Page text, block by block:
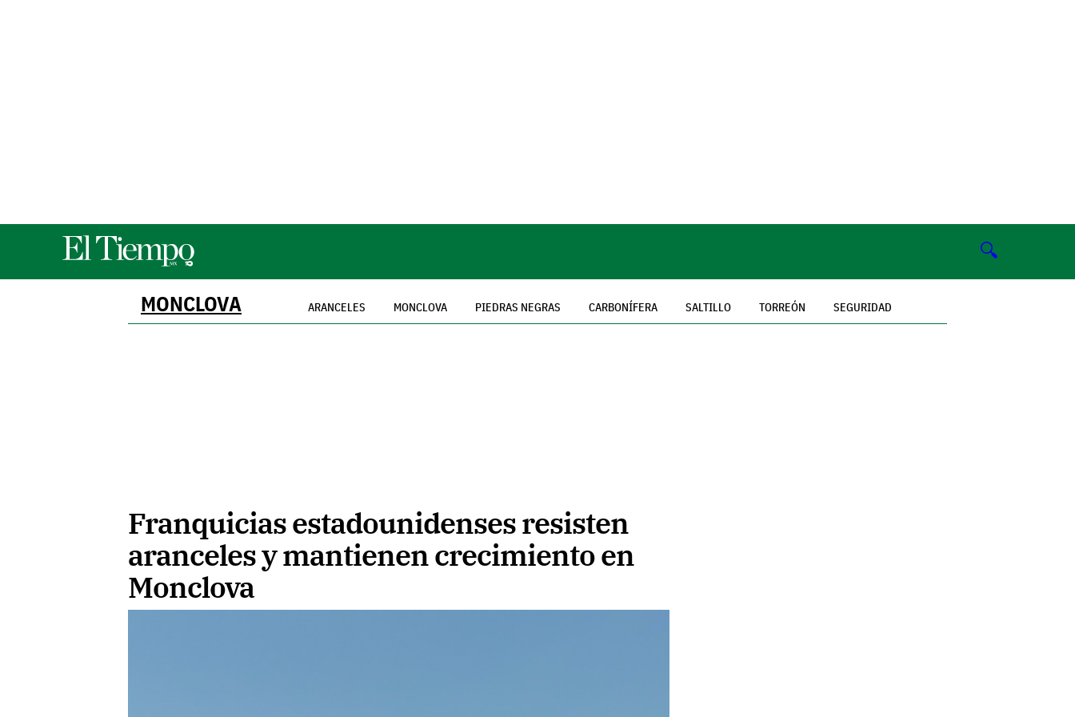
🔍
MONCLOVA ARANCELES MONCLOVA PIEDRAS NEGRAS CARBONÍFERA SALTILLO TORREÓN SEGURIDAD
Franquicias estadounidenses resisten
aranceles y mantienen crecimiento en
Monclova